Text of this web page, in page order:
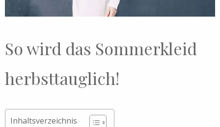
So wird das Sommerkleid
herbsttauglich!
Inhaltsverzeichnis